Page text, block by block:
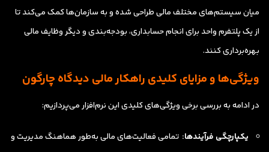
میان سیستم‌های مختلف مالی طراحی شده و به سازمان‌ها کمک می‌کند تا
از یک پلتفرم واحد برای انجام حسابداری، بودجه‌بندی و دیگر وظایف مالی
بهره‌برداری کنند.
ویژگی‌ها و مزایای کلیدی راهکار مالی دیدگاه چارگون
در ادامه به بررسی برخی ویژگی‌های کلیدی این نرم‌افزار می‌پردازیم:
یکپارچگی فرآیندها: تمامی فعالیت‌های مالی به‌طور هماهنگ مدیریت و